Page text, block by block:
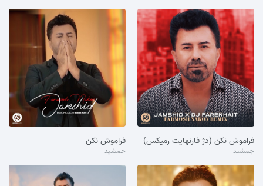
فراموش نکن (دژ فارنهایت رمیکس)
جمشید
فراموش نکن
جمشید